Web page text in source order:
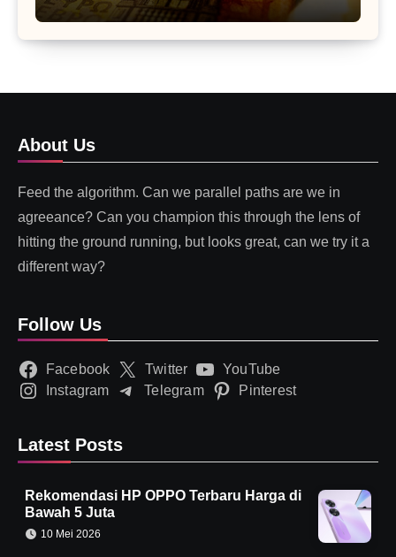
About Us
Feed the algorithm. Can we parallel paths are we in
agreeance? Can you champion this through the lens of
hitting the ground running, but looks great, can we try it a
different way?
Follow Us
Facebook Twitter
YouTube
Instagram
Telegram Pinterest
Latest Posts
Rekomendasi HP OPPO Terbaru Harga di
Bawah 5 Juta
10 Mei 2026